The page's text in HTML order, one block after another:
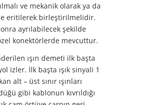
ve mekanik olarak ya da
eritilerek birleştirilmelidir.
ayrılabilecek şekilde
konektörlerde mevcuttur.
ışın demeti ilk başta
izler. İlk başta ışık sinyali 1
alt – üst sınır ışınları
gibi kablonun kıvrıldığı